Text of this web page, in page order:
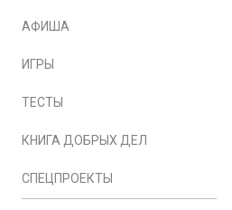
АФИША
ИГРЫ
ТЕСТЫ
КНИГА ДОБРЫХ ДЕЛ
СПЕЦПРОЕКТЫ